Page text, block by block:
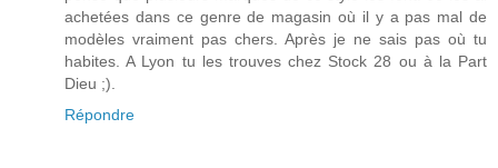
achetées dans ce genre de magasin où il y a pas mal de
modèles vraiment pas chers. Après je ne sais pas où tu
habites. A Lyon tu les trouves chez Stock 28 ou à la Part
Dieu ;).
Répondre